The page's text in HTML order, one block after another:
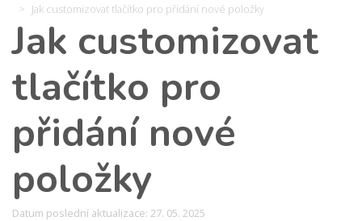
Jak customizovat tlačítko pro přidání nové položky
Jak customizovat
tlačítko pro
přidání nové
položky
Datum poslední aktualizace: 27. 05. 2025